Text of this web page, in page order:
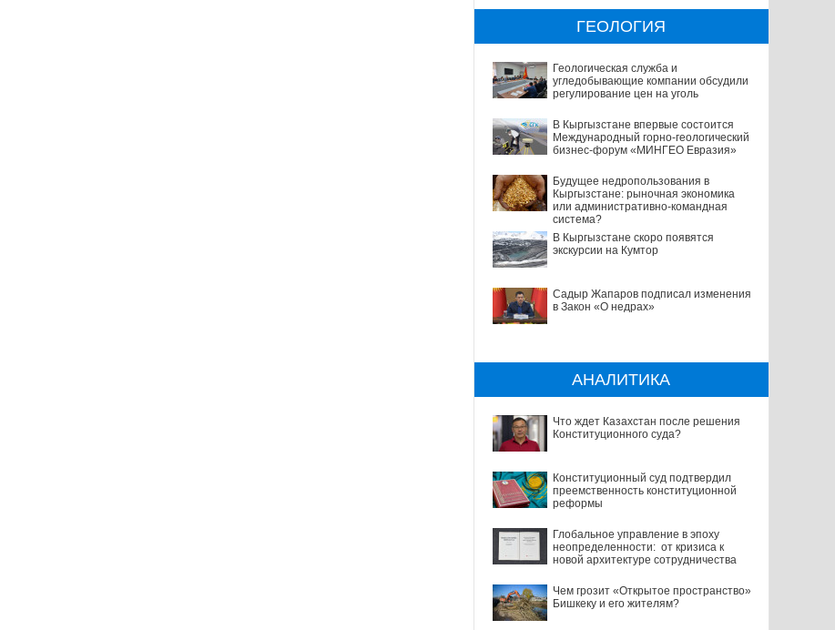
ГЕОЛОГИЯ
Геологическая служба и
угледобывающие компании обсудили
регулирование цен на уголь
В Кыргызстане впервые состоится
Международный горно-геологический
бизнес-форум «МИНГЕО Евразия»
Будущее недропользования в
Кыргызстане: рыночная экономика
или административно-командная
система?
В Кыргызстане скоро появятся
экскурсии на Кумтор
Садыр Жапаров подписал изменения
в Закон «О недрах»
АНАЛИТИКА
Что ждет Казахстан после решения
Конституционного суда?
Конституционный суд подтвердил
преемственность конституционной
реформы
Глобальное управление в эпоху
неопределенности: от кризиса к
новой архитектуре сотрудничества
Чем грозит «Открытое пространство»
Бишкеку и его жителям?